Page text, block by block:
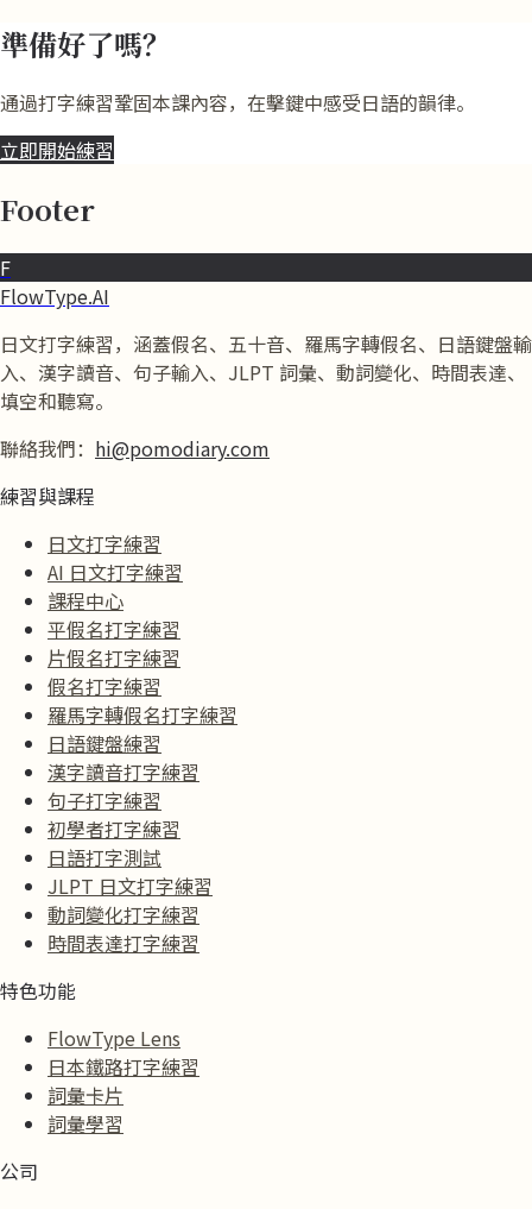
準備好了嗎？
通過打字練習鞏固本課內容，在擊鍵中感受日語的韻律。
立即開始練習
Footer
F
FlowType.AI
日文打字練習，涵蓋假名、五十音、羅馬字轉假名、日語鍵盤輸
入、漢字讀音、句子輸入、JLPT 詞彙、動詞變化、時間表達、
填空和聽寫。
聯絡我們： hi@pomodiary.com
練習與課程
日文打字練習
AI 日文打字練習
課程中心
平假名打字練習
片假名打字練習
假名打字練習
羅馬字轉假名打字練習
日語鍵盤練習
漢字讀音打字練習
句子打字練習
初學者打字練習
日語打字測試
JLPT 日文打字練習
動詞變化打字練習
時間表達打字練習
特色功能
FlowType Lens
日本鐵路打字練習
詞彙卡片
詞彙學習
公司